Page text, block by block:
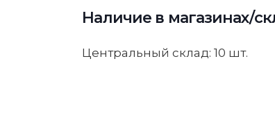
Наличие в магазинах/
Центральный склад: 10 шт.